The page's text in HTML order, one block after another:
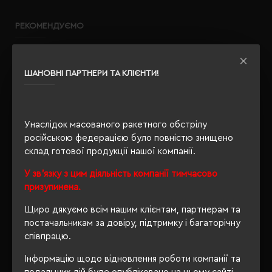
ШАНОВНІ ПАРТНЕРИ ТА КЛІЄНТИ!
Унаслідок масованого ракетного обстрілу
російською федерацією було повністю знищено
склад готової продукції нашої компанії.
У зв'язку з цим діяльність компанії тимчасово
призупинена.
Щиро дякуємо всім нашим клієнтам, партнерам та
постачальникам за довіру, підтримку і багаторічну
співпрацю.
Інформацію щодо відновлення роботи компанії та
РЕКОМЕНДУЄМО